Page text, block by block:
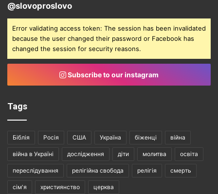
@slovoproslovo
Error validating access token: The session has been invalidated
because the user changed their password or Facebook has
changed the session for security reasons.
Subscribe to our instagram
Tags
Біблія Росія США Україна біженці війна
війна в Україні дослідження діти молитва освіта
переслідування релігійна свобода релігія смерть
сім'я християнство церква